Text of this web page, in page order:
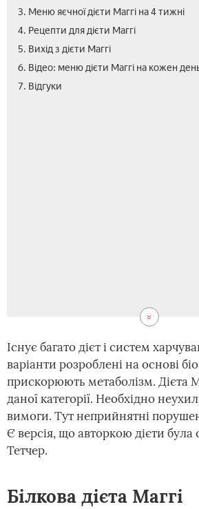
3. Меню яєчної дієти Маггі на 4 тижні
4. Рецепти для дієти Маггі
5. Вихід з дієти Маггі
6. Відео: меню дієти Маггі на кожен
7. Відгуки
Існує багато дієт і систем
варіанти розроблені на основі
прискорюють метаболізм. Дієта
даної категорії. Необхідно
вимоги. Тут неприйнятні
Є версія, що авторкою дієти
Тетчер.
Білкова дієта Маггі